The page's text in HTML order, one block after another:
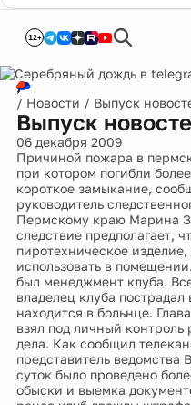
12+
/ Новости / Выпуск
Выпуск
06 декабря 2009
Причиной пожара в
при котором погибли
короткое замыкание,
руководитель
Пермскому краю Марина
следствие предполагает,
пиротехническое
использовать в
был менеджмент клуба.
владелец клуба
находится в больнце.
взял под личный контроль
дела. Как сообщил
представитель
суток было проведено
обыски и выемка